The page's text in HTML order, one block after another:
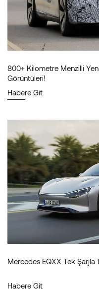
800+ Kilometre Menzilli Yeni Mercedes EQS’den İlk Prototip
Görüntüleri!
Habere Git
Mercedes EQXX Tek Şarjla
Habere Git